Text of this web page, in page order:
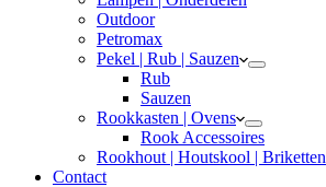
Outdoor
Petromax
Pekel | Rub | Sauzen
Rub
Sauzen
Rookkasten | Ovens
Rook Accessoires
Rookhout | Houtskool | Briketten
Contact